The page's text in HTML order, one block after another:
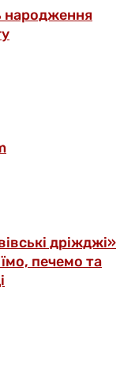
народження
дріжджі»
печемо та